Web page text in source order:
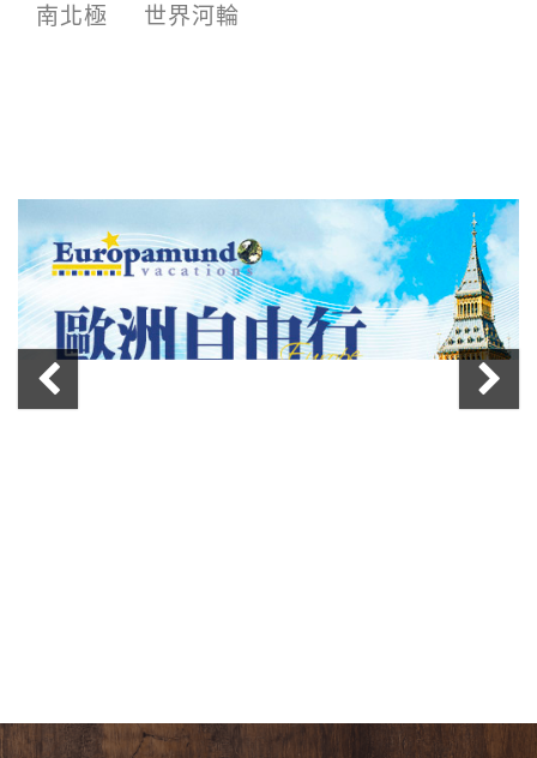
南北極
世界河輪